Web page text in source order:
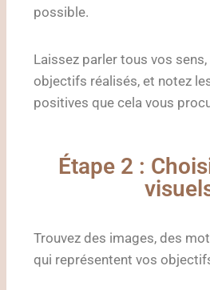
possible.
Laissez parler tous vos
objectifs réalisés, et notez
positives que cela vous
Étape 2 :
Trouvez des images, des
qui représentent vos